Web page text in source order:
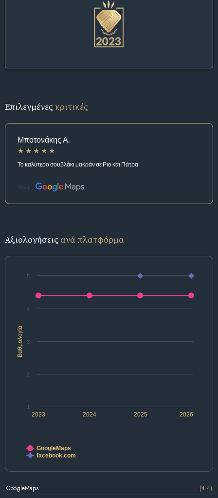
Επιλεγμένεςκριτικές
Μποτονάκης Α.
Το καλύτερο σουβλάκι μακράν σε Ριο και Πάτρα
Πηγή:
Αξιολογήσεις ανά πλατφόρμα
Βαθμολογία
2024 2026
2023 2025
1
2
3
4
5
GoogleMaps
facebook.com
GoogleMaps
(4.4)